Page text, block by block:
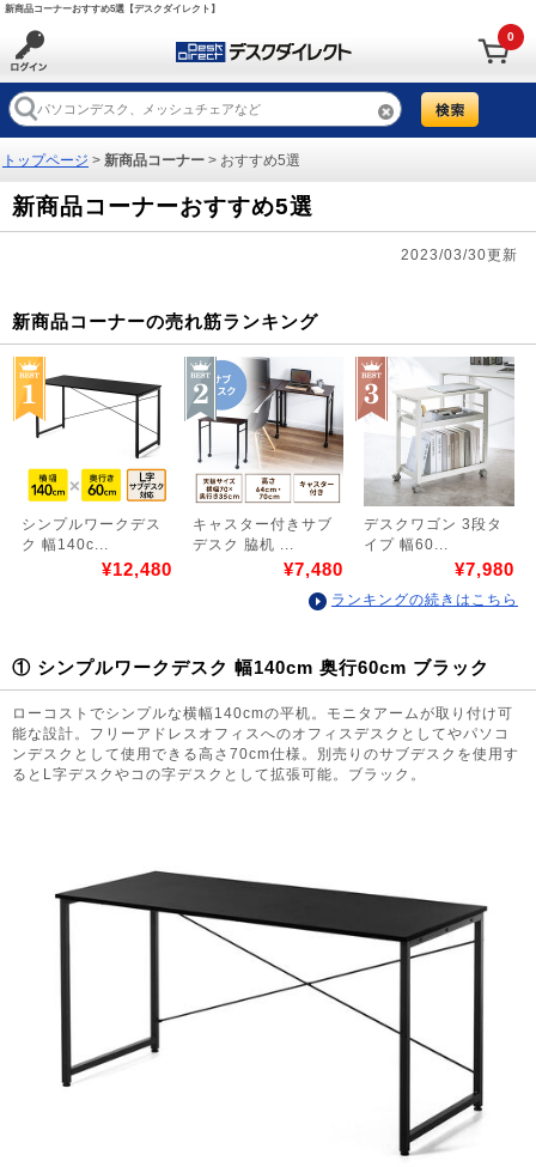
新商品コーナーおすすめ5選【デスクダイレクト】
0
トップページ > 新商品コーナー > おすすめ5選
新商品コーナーおすすめ5選
2023/03/30更新
新商品コーナーの売れ筋ランキング
シンプルワークデス
ク 幅140c...
¥12,480
キャスター付きサブ
デスク 脇机 ...
¥7,480
デスクワゴン 3段タ
イプ 幅60...
¥7,980
ランキングの続きはこちら
① シンプルワークデスク 幅140cm 奥行60cm ブラック
ローコストでシンプルな横幅140cmの平机。モニタアームが取り付け可
能な設計。フリーアドレスオフィスへのオフィスデスクとしてやパソコ
ンデスクとして使用できる高さ70cm仕様。別売りのサブデスクを使用す
るとL字デスクやコの字デスクとして拡張可能。ブラック。